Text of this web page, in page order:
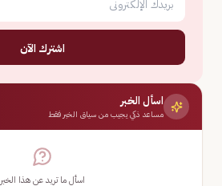
اشترك الآن
اسأل الخبر
مساعد ذكي يجيب من سياق الخبر فقط
اسأل ما تريد عن هذا الخبر